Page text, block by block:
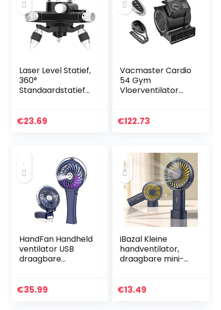
Laser Level Statief,
360°
Standaardstatief
Hoekaanpassing
€23.69
Vacmaster Cardio
54 Gym
Vloerventilator
Fiets Ventilator Stil,
licht voor koeling,
drogen en
waterschadeherst
el
€122.73
HandFan Handheld
ventilator USB
draagbare
ventilator
€35.99
iBazal Kleine
handventilator,
draagbare mini-
ventilator,
€13.49